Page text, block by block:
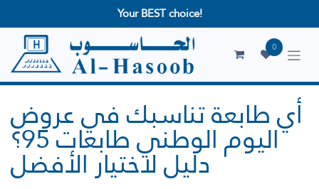
Your BEST choice!
0
أي طابعة تناسبك في عروض
اليوم الوطني طابعات 95؟
دليل لاختيار الأفضل